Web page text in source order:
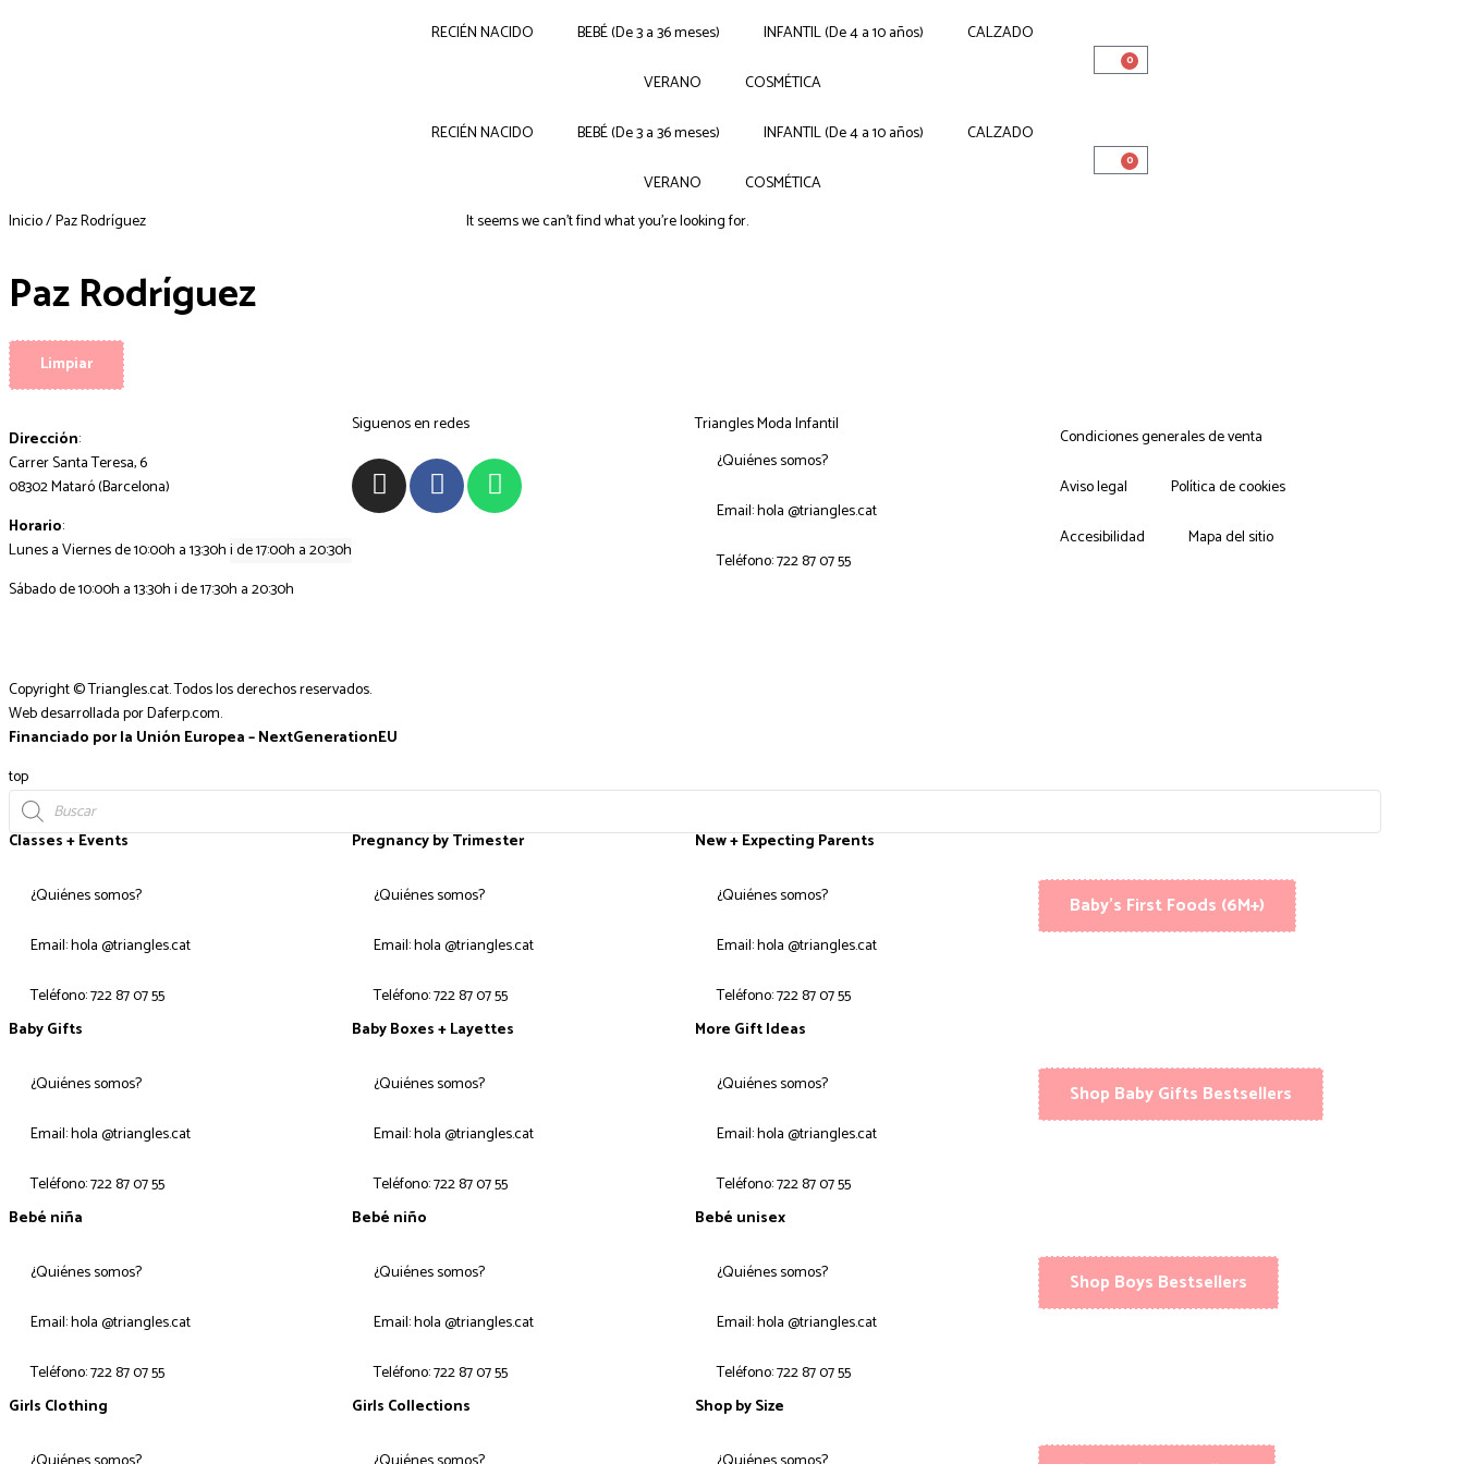
RECIÉN NACIDO BEBÉ (De 3 a 36 meses) INFANTIL (De 4 a 10 años)
CALZADO
VERANO
COSMÉTICA
0
RECIÉN NACIDO BEBÉ (De 3 a 36 meses) INFANTIL (De 4 a 10 años)
CALZADO
VERANO
COSMÉTICA
0
Inicio/ Paz Rodríguez
Paz Rodríguez
Limpiar
It seems we can't find what you're looking for.
Dirección:
Carrer Santa Teresa, 6
08302 Mataró (Barcelona)
Horario:
Lunes a Viernes de 10:00h a 13:30hi de 17:00h a 20:30h
Sábado de 10:00h a 13:30h i de 17:30h a 20:30h
Siguenos en redes
Triangles Moda Infantil
¿Quiénes somos?
Email: hola @triangles.cat
Teléfono: 722 87 07 55
Condiciones generales de venta
Aviso legal
Política de cookies
Accesibilidad
Mapa del sitio
Copyright © Triangles.cat. Todos los derechos reservados.
Web desarrollada porDaferp.com.
Financiado por la Unión Europea – NextGenerationEU
top
Classes + Events
¿Quiénes somos?
Email: hola @triangles.cat
Teléfono: 722 87 07 55
Pregnancy by Trimester
¿Quiénes somos?
Email: hola @triangles.cat
Teléfono: 722 87 07 55
New + Expecting Parents
¿Quiénes somos?
Email: hola @triangles.cat
Teléfono: 722 87 07 55
Baby's First Foods (6M+)
Baby Gifts
¿Quiénes somos?
Email: hola @triangles.cat
Teléfono: 722 87 07 55
Baby Boxes + Layettes
¿Quiénes somos?
Email: hola @triangles.cat
Teléfono: 722 87 07 55
More Gift Ideas
¿Quiénes somos?
Email: hola @triangles.cat
Teléfono: 722 87 07 55
Shop Baby Gifts Bestsellers
Bebé niña
¿Quiénes somos?
Email: hola @triangles.cat
Teléfono: 722 87 07 55
Bebé niño
¿Quiénes somos?
Email: hola @triangles.cat
Teléfono: 722 87 07 55
Bebé unisex
¿Quiénes somos?
Email: hola @triangles.cat
Teléfono: 722 87 07 55
Shop Boys Bestsellers
Girls Clothing Girls Collections Shop by Size